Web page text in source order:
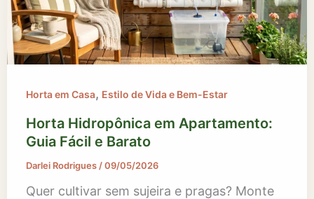
Horta em Casa, Estilo de Vida e Bem-Estar
Horta Hidropônica em Apartamento:
Guia Fácil e Barato
Darlei Rodrigues /09/05/2026
Quer cultivar sem sujeira e pragas? Monte